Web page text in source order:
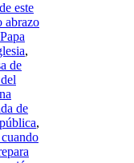
este
abrazo
,
de
de
,